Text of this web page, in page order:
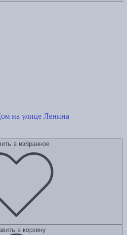
на улице Ленина
в избранное
в корзину